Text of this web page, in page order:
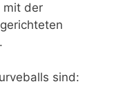
mit der
sind: